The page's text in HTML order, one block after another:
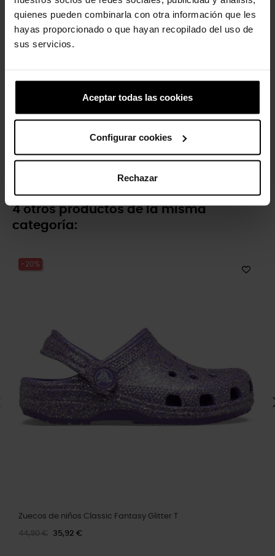
quienes pueden combinarla con otra información que les
hayas proporcionado o que hayan recopilado del uso de
sus servicios.
Aceptar todas las cookies
Configurar cookies
Rechazar
-20%
Aguacate brillante
4,99 € 3,99 €
-20%
Gato negro
4,99 € 3,99 €
4 otros productos de la misma
categoría:
-20%
Zuecos de niños Classic Fantasy Glitter T
44,90 € 35,92 €